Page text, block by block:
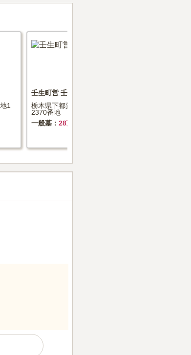
自家用車で持っ
人数でも大丈夫
1
壬生町営 壬生聖地公園
栃木県下都賀郡壬生町大字国谷
2370番地
一般墓
28万円+墓石代